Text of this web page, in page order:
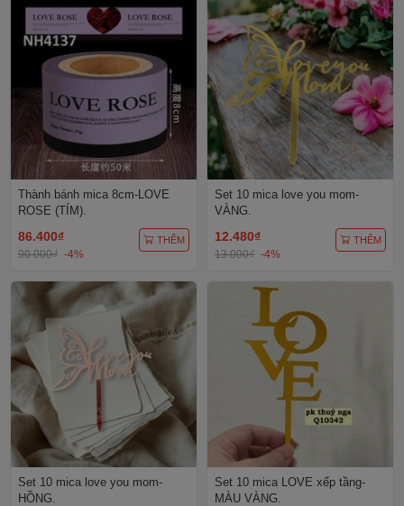
Thành bánh mica 8cm-LOVE
ROSE (TÍM).
86.400₫
90.000₫ -4%
THÊM
Set 10 mica love you mom-
VÀNG.
12.480₫
13.000₫ -4%
THÊM
Set 10 mica love you mom-
HỒNG.
Set 10 mica LOVE xếp tầng-
MÀU VÀNG.